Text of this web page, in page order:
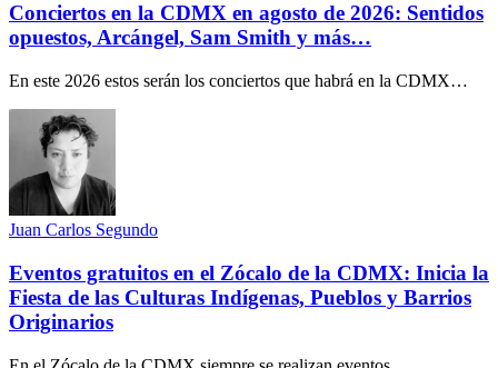
Conciertos en la CDMX en agosto de 2026: Sentidos
opuestos, Arcángel, Sam Smith y más…
En este 2026 estos serán los conciertos que habrá en la CDMX…
Juan Carlos Segundo
Eventos gratuitos en el Zócalo de la CDMX: Inicia la
Fiesta de las Culturas Indígenas, Pueblos y Barrios
Originarios